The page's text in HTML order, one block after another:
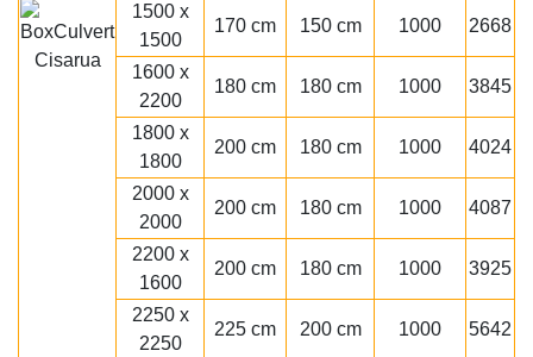
1500 x
1500
170 cm 150 cm 1000 2668
1600 x
2200
180 cm 180 cm 1000 3845
1800 x
1800
200 cm 180 cm 1000 4024
2000 x
2000
200 cm 180 cm 1000 4087
2200 x
1600
200 cm 180 cm 1000 3925
2250 x
2250
225 cm 200 cm 1000 5642